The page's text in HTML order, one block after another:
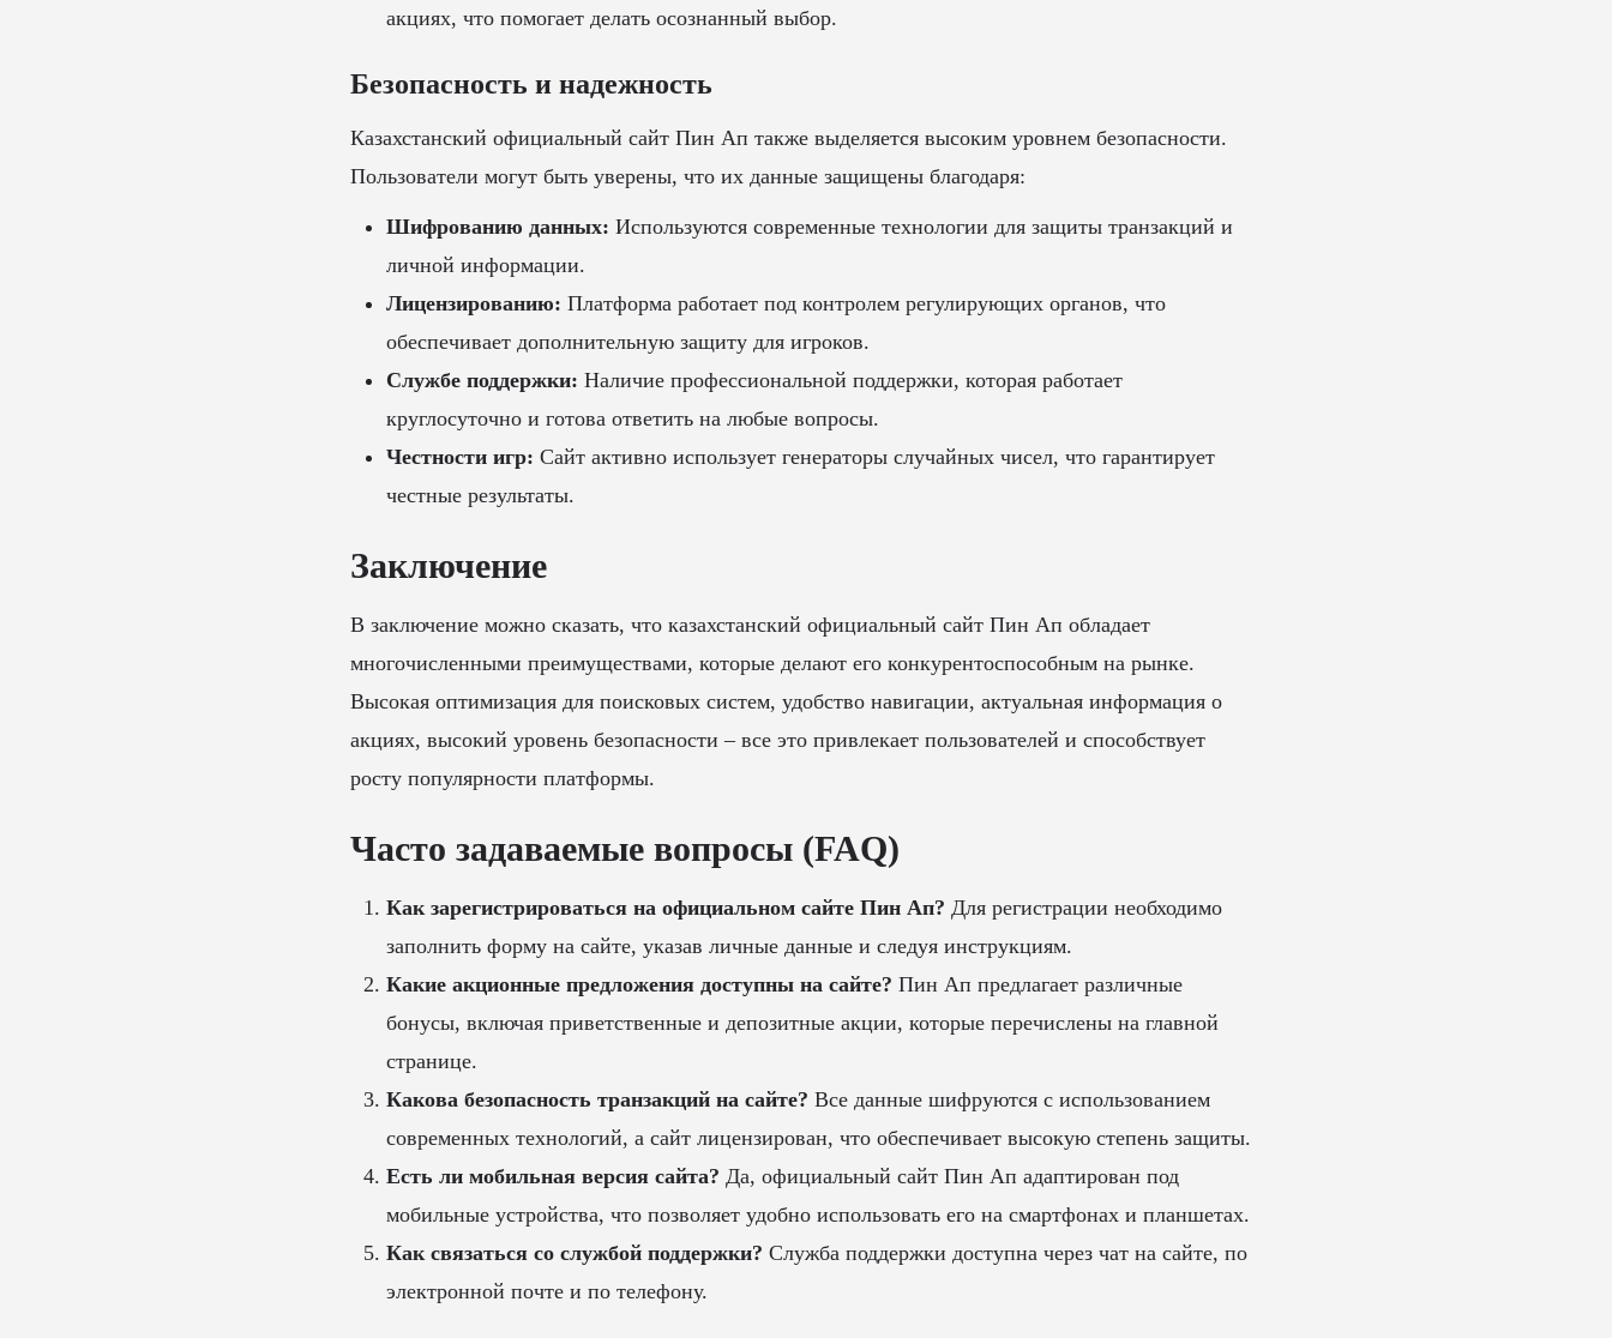
акциях, что помогает делать осознанный выбор.
Безопасность и надежность
Казахстанский официальный сайт Пин Ап также выделяется высоким уровнем безопасности.
Пользователи могут быть уверены, что их данные защищены благодаря:
Шифрованию данных: Используются современные технологии для защиты транзакций и
личной информации.
Лицензированию: Платформа работает под контролем регулирующих органов, что
обеспечивает дополнительную защиту для игроков.
Службе поддержки: Наличие профессиональной поддержки, которая работает
круглосуточно и готова ответить на любые вопросы.
Честности игр: Сайт активно использует генераторы случайных чисел, что гарантирует
честные результаты.
Заключение
В заключение можно сказать, что казахстанский официальный сайт Пин Ап обладает
многочисленными преимуществами, которые делают его конкурентоспособным на рынке.
Высокая оптимизация для поисковых систем, удобство навигации, актуальная информация о
акциях, высокий уровень безопасности – все это привлекает пользователей и способствует
росту популярности платформы.
Часто задаваемые вопросы (FAQ)
Как зарегистрироваться на официальном сайте Пин Ап? Для регистрации необходимо
заполнить форму на сайте, указав личные данные и следуя инструкциям.
Какие акционные предложения доступны на сайте? Пин Ап предлагает различные
бонусы, включая приветственные и депозитные акции, которые перечислены на главной
странице.
Какова безопасность транзакций на сайте? Все данные шифруются с использованием
современных технологий, а сайт лицензирован, что обеспечивает высокую степень защиты.
Есть ли мобильная версия сайта? Да, официальный сайт Пин Ап адаптирован под
мобильные устройства, что позволяет удобно использовать его на смартфонах и планшетах.
Как связаться со службой поддержки? Служба поддержки доступна через чат на сайте, по
электронной почте и по телефону.